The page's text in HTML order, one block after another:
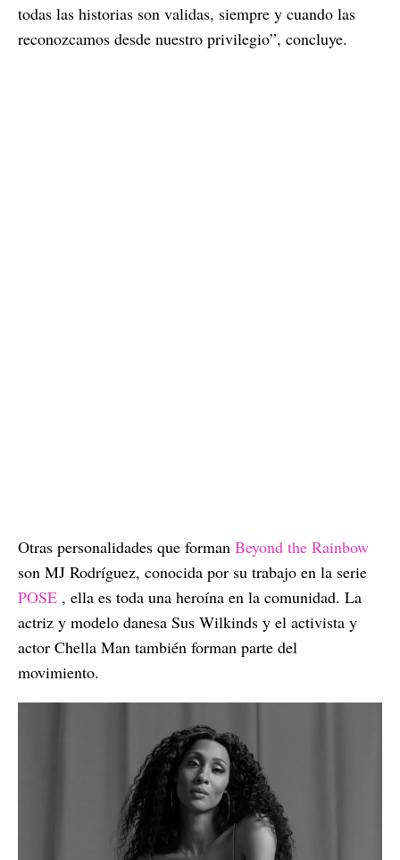
todas las historias son validas, siempre y cuando las
reconozcamos desde nuestro privilegio”, concluye.
Otras personalidades que forman Beyond the Rainbow
son MJ Rodríguez, conocida por su trabajo en la serie
POSE , ella es toda una heroína en la comunidad. La
actriz y modelo danesa Sus Wilkinds y el activista y
actor Chella Man también forman parte del
movimiento.